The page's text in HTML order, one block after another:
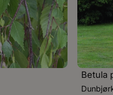
Betula